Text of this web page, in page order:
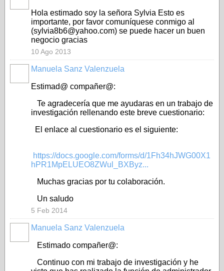
Hola estimado soy la señora Sylvia Esto es
importante, por favor comuníquese conmigo al
(sylvia8b6@yahoo.com) se puede hacer un buen
negocio gracias
10 Ago 2013
Manuela Sanz Valenzuela
Estimad@ compañer@:
Te agradecería que me ayudaras en un trabajo de
investigación rellenando este breve cuestionario:
El enlace al cuestionario es el siguiente:
https://docs.google.com/forms/d/1Fh34hJWG00X1
hPR1MpELUEO8ZWul_BXByz...
Muchas gracias por tu colaboración.
Un saludo
5 Feb 2014
Manuela Sanz Valenzuela
Estimado compañer@:
Continuo con mi trabajo de investigación y he